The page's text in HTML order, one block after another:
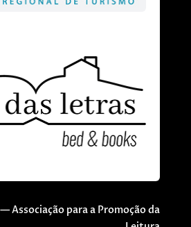
Associação para a Promoção da